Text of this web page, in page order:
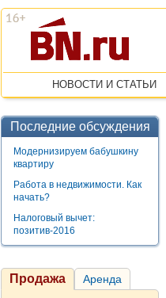
НОВОСТИ И СТАТЬИ
Последние обсуждения
Модернизируем бабушкину
квартиру
Работа в недвижимости. Как
начать?
Налоговый вычет:
позитив-2016
Продажа Аренда